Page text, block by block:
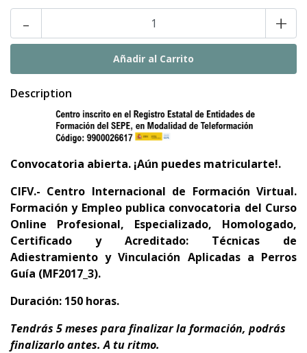
- +
Description
Convocatoria abierta. ¡Aún puedes matricularte!.
CIFV.- Centro Internacional de Formación Virtual.
Formación y Empleo publica convocatoria del Curso
Online Profesional, Especializado, Homologado,
Certificado y Acreditado: Técnicas de
Adiestramiento y Vinculación Aplicadas a Perros
Guía (MF2017_3).
Duración: 150 horas.
Tendrás 5 meses para finalizar la formación, podrás
finalizarlo antes.A tu ritmo.